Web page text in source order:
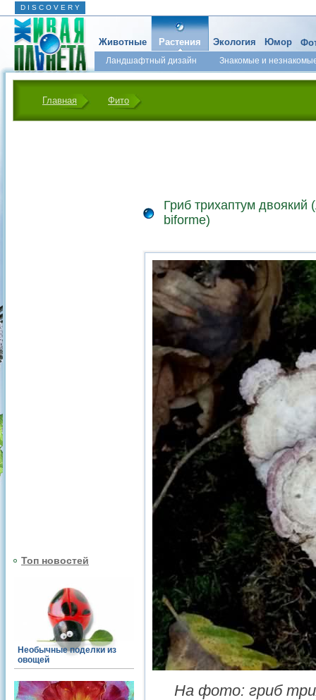
D I S C O V E R Y
Животные Растения
Ландшафтный дизайн Знакомые и
Экология Юмор
Главная Фито
Топ новостей
Необычные поделки из
овощей
Гриб трихаптум двоякий
biforme)
На фото: гриб